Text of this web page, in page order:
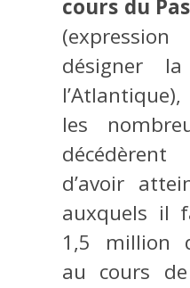
cours du
désigner
les
d’avoir
auxquels il
1,5 million
au cours